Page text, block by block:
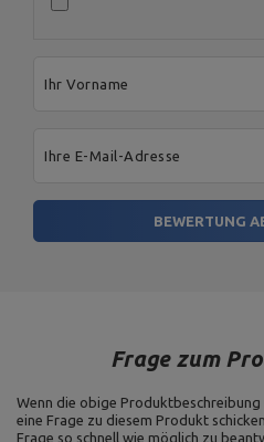
Ihr Vorname
Ihre E-Mail-Adresse
BEWERTUNG
Frage zum
Wenn die obige Produktbeschreibung
eine Frage zu diesem Produkt
Frage so schnell wie möglich zu